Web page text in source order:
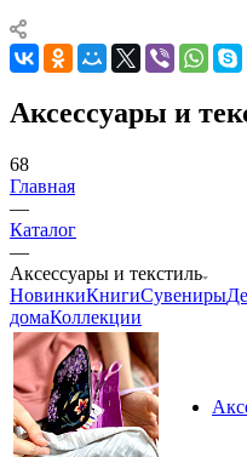
Аксессуары и
68
Главная
—
Каталог
—
Аксессуары и текстиль
НовинкиКнигиСувениры
домаКоллекции